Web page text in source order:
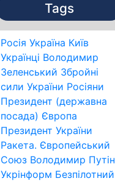
Tags
Росія Україна Київ
Українці Володимир
Зеленський Збройні
сили України Росіяни
Президент (державна
посада) Європа
Президент України
Ракета. Європейський
Союз Володимир Путін
Укрінформ Безпілотний